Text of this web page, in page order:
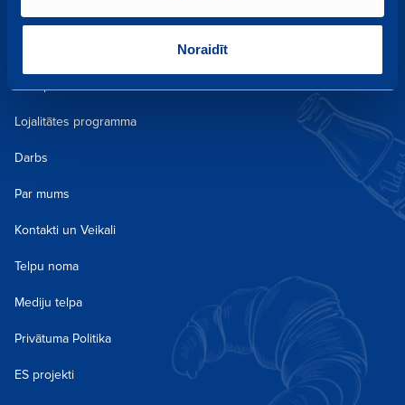
Noraidīt
Aktualitātes un kampaņas
Lojalitātes programma
Darbs
Par mums
Kontakti un Veikali
Telpu noma
Mediju telpa
Privātuma Politika
ES projekti